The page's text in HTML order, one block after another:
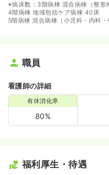
※病床数：3階病棟 混合病棟（整
4階病棟 地域包括ケア病棟 40床
5階病棟 混合病棟（小児科・内科
職員
看護師の詳細
有休消化率
80%
福利厚生・待遇